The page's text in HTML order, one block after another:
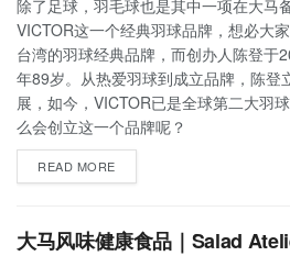
除了足球，羽毛球也是其中一项在大马
VICTOR这一个经典羽球品牌，想必大
台湾的羽球经典品牌，而创办人陈登于
年89岁。从热爱羽球到成立品牌，陈登
展，如今，VICTOR已是全球第二大羽
么会创立这一个品牌呢？
READ MORE
大马风味健康食品｜Salad